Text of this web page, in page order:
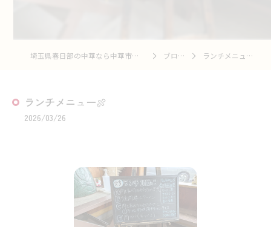
埼玉県春日部の中華なら中華市場 炒 ブログ ランチメニュー🍖⁡
ランチメニュー🍖⁡
2026/03/26